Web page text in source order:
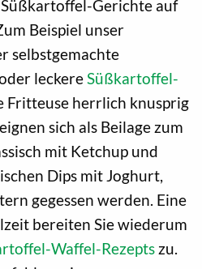
Gerichte auf
Beispiel unser
selbstgemachte
leckereSüßkartoffel-
Fritteuse herrlich knusprig
sich als Beilage zum
mit Ketchup und
Dips mit Joghurt,
gegessen werden. Eine
bereiten Sie wiederum
Waffel-Rezepts zu.